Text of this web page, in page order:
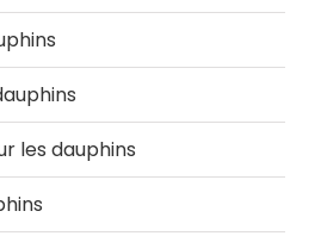
les dauphins